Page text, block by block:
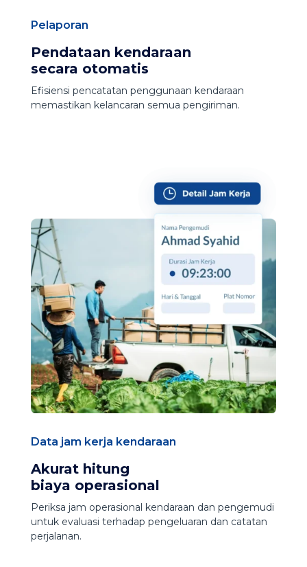
Pelaporan
Pendataan kendaraan
secara otomatis
Efisiensi pencatatan penggunaan kendaraan
memastikan kelancaran semua pengiriman.
Data jam kerja kendaraan
Akurat hitung
biaya operasional
Periksa jam operasional kendaraan dan pengemudi
untuk evaluasi terhadap pengeluaran dan catatan
perjalanan.